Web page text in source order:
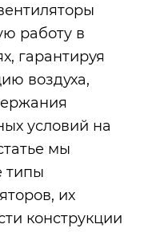
работу в
гарантируя
воздуха,
условий на
мы
типы
их
конструкции